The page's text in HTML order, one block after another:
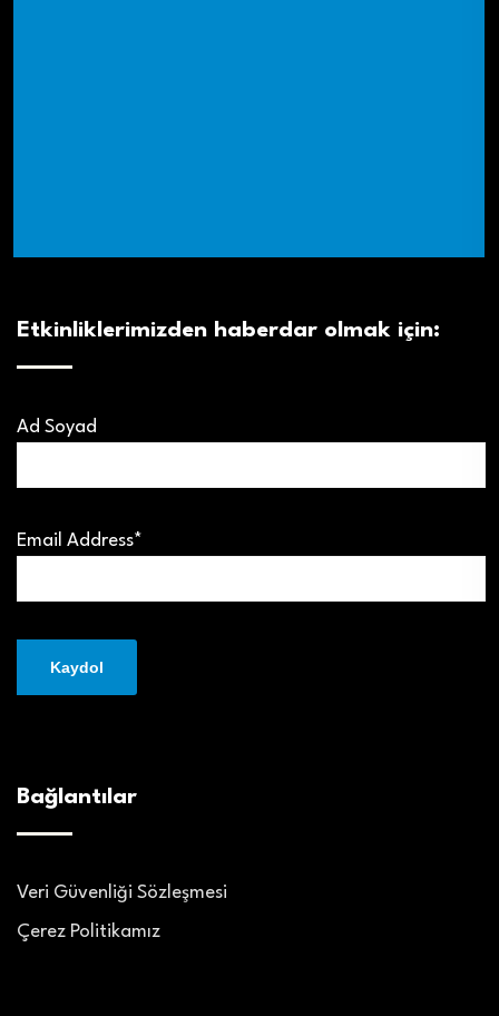
Etkinliklerimizden haberdar olmak için:
Ad Soyad
Email Address*
Bağlantılar
Veri Güvenliği Sözleşmesi
Çerez Politikamız